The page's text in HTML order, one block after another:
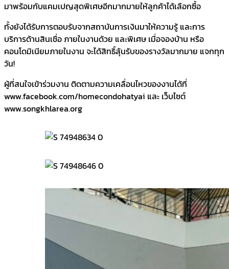
มาพร้อมกับแคมเปญสุดพิเศษอีกมากมายให้ลูกค้าได้เลือกซื้อ
ทั้งยังได้รับการตอบรับจากสถาบันการเงินมาให้ความรู้ และการ
บริการด้านสินเชื่อ ภายในงานด้วย และพิเศษ เมื่อจองบ้าน หรือ
คอนโดมิเนียมภายในงาน จะได้สิทธิ์ลุ้นรับของรางวัลมากมาย แจกทุก
วัน!
ผู้ที่สนใจเข้าร่วมงาน ติดตามความเคลื่อนไหวของงานได้ที่
www.facebook.com/homecondohatyai และ เว็บไซต์
www.songkhlarea.org